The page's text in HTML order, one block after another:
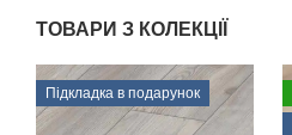
ТОВАРИ З КОЛЕКЦІЇ
Підкладка в подарунок